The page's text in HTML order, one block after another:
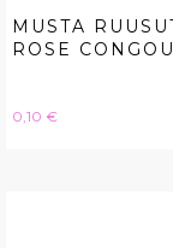
MUSTA
ROSE CONGOU
Hinta
0,10 €